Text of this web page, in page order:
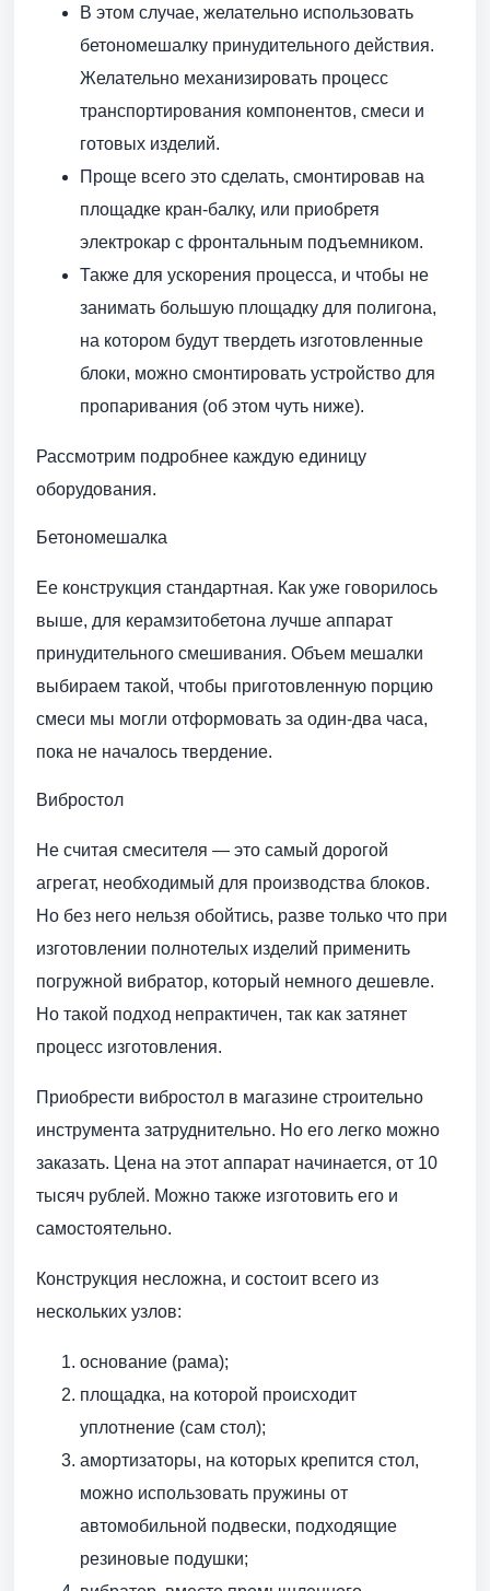
В этом случае, желательно использовать
бетономешалку принудительного действия.
Желательно механизировать процесс
транспортирования компонентов, смеси и
готовых изделий.
Проще всего это сделать, смонтировав на
площадке кран-балку, или приобретя
электрокар с фронтальным подъемником.
Также для ускорения процесса, и чтобы не
занимать большую площадку для полигона,
на котором будут твердеть изготовленные
блоки, можно смонтировать устройство для
пропаривания (об этом чуть ниже).
Рассмотрим подробнее каждую единицу
оборудования.
Бетономешалка
Ее конструкция стандартная. Как уже говорилось
выше, для керамзитобетона лучше аппарат
принудительного смешивания. Объем мешалки
выбираем такой, чтобы приготовленную порцию
смеси мы могли отформовать за один-два часа,
пока не началось твердение.
Вибростол
Не считая смесителя — это самый дорогой
агрегат, необходимый для производства блоков.
Но без него нельзя обойтись, разве только что при
изготовлении полнотелых изделий применить
погружной вибратор, который немного дешевле.
Но такой подход непрактичен, так как затянет
процесс изготовления.
Приобрести вибростол в магазине строительно
инструмента затруднительно. Но его легко можно
заказать. Цена на этот аппарат начинается, от 10
тысяч рублей. Можно также изготовить его и
самостоятельно.
Конструкция несложна, и состоит всего из
нескольких узлов:
основание (рама);
площадка, на которой происходит
уплотнение (сам стол);
амортизаторы, на которых крепится стол,
можно использовать пружины от
автомобильной подвески, подходящие
резиновые подушки;